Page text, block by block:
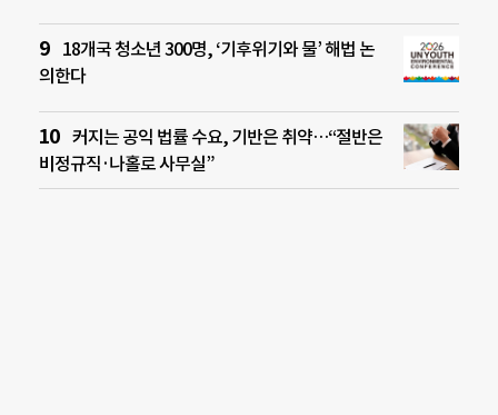
18개국 청소년 300명, ‘기후위기와 물’ 해법 논
의한다
커지는 공익 법률 수요, 기반은 취약…“절반은
비정규직·나홀로 사무실”